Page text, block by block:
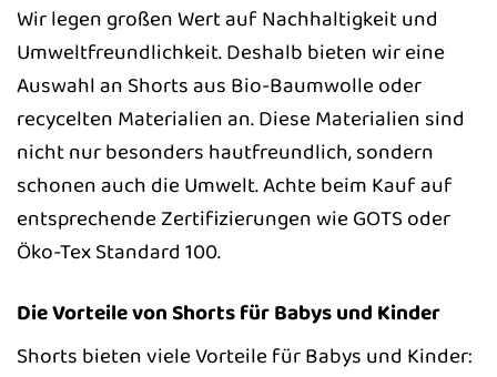
Wir legen großen Wert auf Nachhaltigkeit und
Umweltfreundlichkeit. Deshalb bieten wir eine
Auswahl an Shorts aus Bio-Baumwolle oder
recycelten Materialien an. Diese Materialien sind
nicht nur besonders hautfreundlich, sondern
schonen auch die Umwelt. Achte beim Kauf auf
entsprechende Zertifizierungen wie GOTS oder
Öko-Tex Standard 100.
Die Vorteile von Shorts für Babys und Kinder
Shorts bieten viele Vorteile für Babys und Kinder: